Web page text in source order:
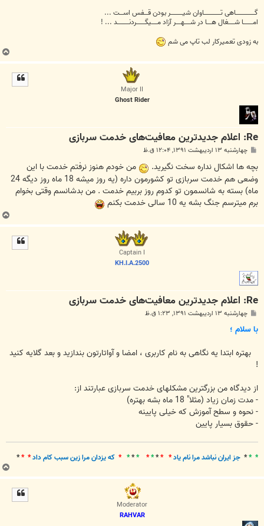
گــــــــــــــــاهی تــــــــــــــاوان شیــــــــــر بودن قـــفس اســـت ...
امــــــــا شـــــغال هــــا در شـــــهــــر آزاد مـــــیگـــــــردنــــــــــد ... !
به زودی تعمیرکار لب تاپ می شم
Major II
Ghost Rider
Re: اعلام جدید‌ترین معافیت‌های خدمت سربازی
س
ت
چهارشنبه ۱۳ اردیبهشت ۱۳۹۱, ۱۲:۰۴ ق.ظ
بچه ها اشکال نداره سخت نگیرید.
من خودم هنوز نرفتم خدمت با این
وضعی هم خدمت سربازی تو کشورمون داره (یه روز میشه 18 ماه روز دیگه 24
ماه) بسته به شانسمون تو کدوم روز بربیم خدمت . من بدشانسم وقتی بخوام
برم میترسم جنگ بشه یه 10 سالی خدمت بکنم
Captain I
KH.I.A.2500
Re: اعلام جدید‌ترین معافیت‌های خدمت سربازی
س
ت
چهارشنبه ۱۳ اردیبهشت ۱۳۹۱, ۱:۲۳ ق.ظ
با سلام ؛
بهتره ابتدا یه نگاهی به نام کاربری ، امضا و آواتارتون بندازید و بعد گلایه کنید
!
از دیدگاه من بزرگترین مشکلهای خدمت سربازی عبارتند از:
- مدت زمان زیاد (مثلا" 18 ماه بشه بهتره)
- نحوه و سطح آموزش که خیلی پایینه
- حقوق بسیار پایین
* *
* جز ايران نباشد مرا نام ياد* *
*
*
*
*
*
*
* که يزدان مرا زين سبب کام داد* *
*
Moderator
RAHVAR